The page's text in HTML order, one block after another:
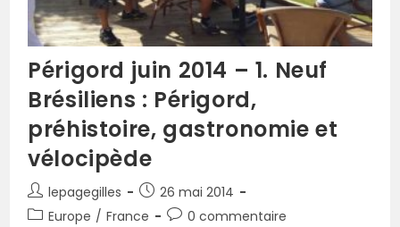
Périgord juin 2014 – 1. Neuf
Brésiliens : Périgord,
préhistoire, gastronomie et
vélocipède
lepagegilles
26 mai 2014
Europe / France 0 commentaire